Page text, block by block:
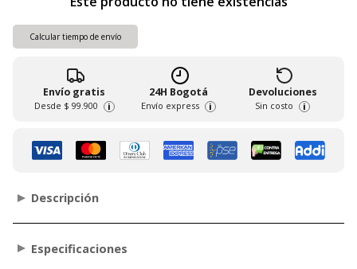
Calcular tiempo de envío
Envío gratis
Desde $ 99.900 i
24H Bogotá
Envío express i
Devoluciones
Sin costo i
Descripción
Especificaciones